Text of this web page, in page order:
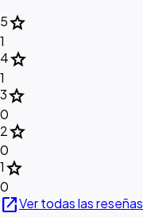
5star
1
4star
1
3star
0
2star
0
1star
0
open_in_newVer todas las reseñas